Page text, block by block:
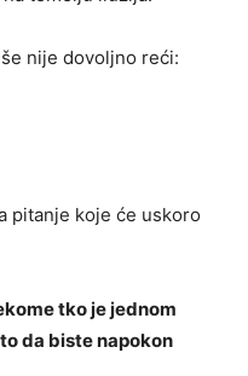
nije dovoljno reći:
pitanje koje će uskoro
tko je jednom
da biste napokon